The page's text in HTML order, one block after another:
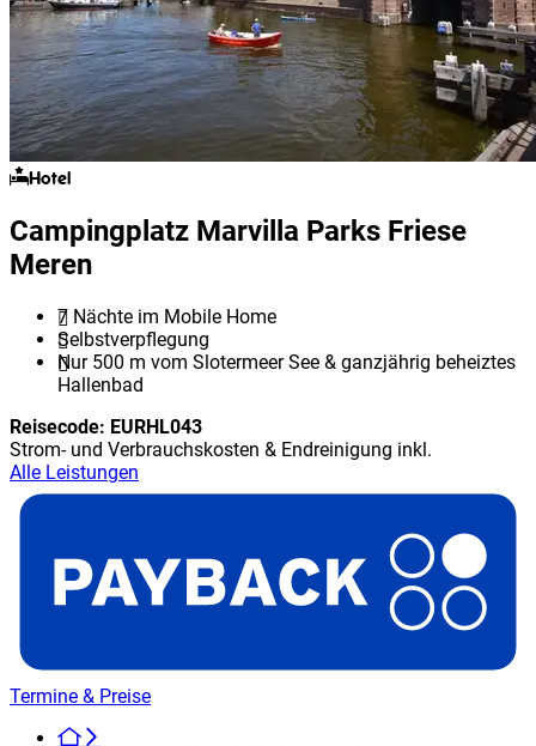
Hotel
Campingplatz Marvilla Parks Friese
Meren
7 Nächte im Mobile Home
Selbstverpflegung
Nur 500 m vom Slotermeer See & ganzjährig beheiztes
Hallenbad
Reisecode: EURHL043
Strom- und Verbrauchskosten & Endreinigung inkl.
Alle Leistungen
Termine & Preise